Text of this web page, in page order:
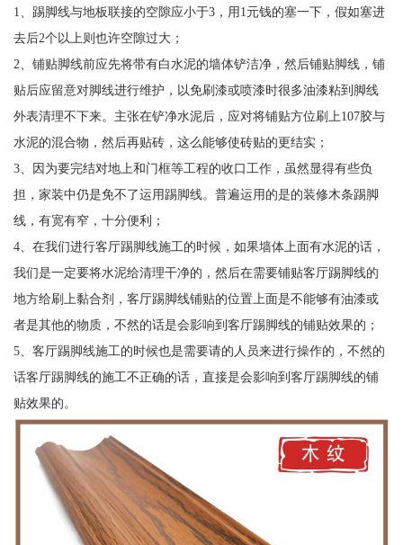
1、踢脚线与地板联接的空隙应小于3，用1元钱的塞一下，假如塞进
去后2个以上则也许空隙过大；
2、铺贴脚线前应先将带有白水泥的墙体铲洁净，然后铺贴脚线，铺
贴后应留意对脚线进行维护，以免刷漆或喷漆时很多油漆粘到脚线
外表清理不下来。主张在铲净水泥后，应对将铺贴方位刷上107胶与
水泥的混合物，然后再贴砖，这么能够使砖贴的更结实；
3、因为要完结对地上和门框等工程的收口工作，虽然显得有些负
担，家装中仍是免不了运用踢脚线。普遍运用的是的装修木条踢脚
线，有宽有窄，十分便利；
4、在我们进行客厅踢脚线施工的时候，如果墙体上面有水泥的话，
我们是一定要将水泥给清理干净的，然后在需要铺贴客厅踢脚线的
地方给刷上黏合剂，客厅踢脚线铺贴的位置上面是不能够有油漆或
者是其他的物质，不然的话是会影响到客厅踢脚线的铺贴效果的；
5、客厅踢脚线施工的时候也是需要请的人员来进行操作的，不然的
话客厅踢脚线的施工不正确的话，直接是会影响到客厅踢脚线的铺
贴效果的。